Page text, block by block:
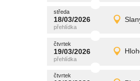
středa
18/03/2026
středa
18/03/2026 Detail
promítání
čtvrtek
19/03/2026
čtvrtek
19/03/2026 Detail
promítání
čtvrtek promítání